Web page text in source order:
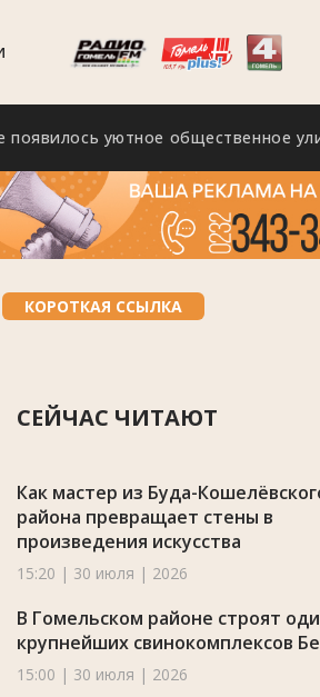
уютное общественное
КОРОТКАЯ ССЫЛКА
СЕЙЧАС ЧИТАЮТ
Как мастер из Буда-
района превращает стены в
произведения искусства
15:20 | 30 июля | 2026
В Гомельском районе строят
крупнейших свинокомплексов
15:00 | 30 июля | 2026